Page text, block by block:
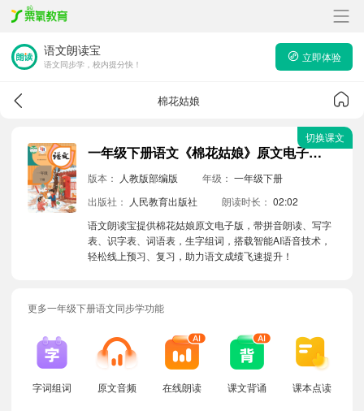
语文朗读宝
语文同步学，校内提分快！
立即体验
棉花姑娘
一年级下册语文《棉花姑娘》原文电子版带拼音朗读音频
版本： 人教版部编版 年级： 一年级下册
出版社：
人民教育出版社 朗读时长： 02:02
语文朗读宝提供棉花姑娘原文电子版，带拼音朗读、写字
表、识字表、词语表，生字组词，搭载智能AI语音技术，
轻松线上预习、复习，助力语文成绩飞速提升！
切换课文
更多一年级下册语文同步学功能
字词组词 原文音频 在线朗读 课文背诵 课本点读